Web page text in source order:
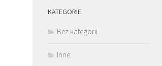
KATEGORIE
Bez kategorii
Inne